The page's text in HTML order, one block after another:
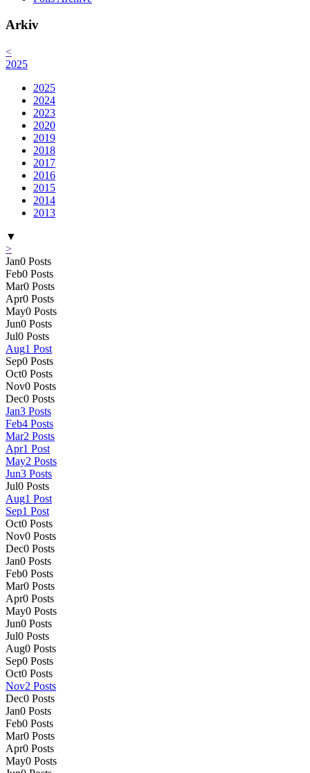
Arkiv
<
2025
2025
2024
2023
2020
2019
2018
2017
2016
2015
2014
2013
▼
>
Jan0 Posts
Feb0 Posts
Mar0 Posts
Apr0 Posts
May0 Posts
Jun0 Posts
Jul0 Posts
Aug1 Post
Sep0 Posts
Oct0 Posts
Nov0 Posts
Dec0 Posts
Jan3 Posts
Feb4 Posts
Mar2 Posts
Apr1 Post
May2 Posts
Jun3 Posts
Jul0 Posts
Aug1 Post
Sep1 Post
Oct0 Posts
Nov0 Posts
Dec0 Posts
Jan0 Posts
Feb0 Posts
Mar0 Posts
Apr0 Posts
May0 Posts
Jun0 Posts
Jul0 Posts
Aug0 Posts
Sep0 Posts
Oct0 Posts
Nov2 Posts
Dec0 Posts
Jan0 Posts
Feb0 Posts
Mar0 Posts
Apr0 Posts
May0 Posts